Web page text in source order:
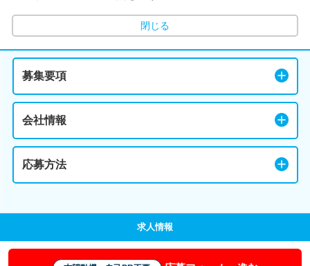
閉じる
募集要項
会社情報
応募方法
求人情報